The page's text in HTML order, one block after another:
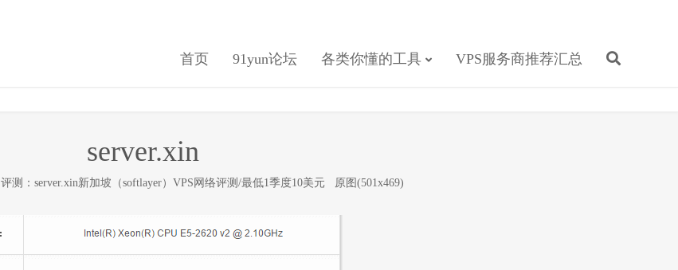
首页 91yun论坛 各类你懂的工具 VPS服务商推荐汇总
server.xin
评测：server.xin新加坡（softlayer）VPS网络评测/最低1季度10美元 原图(501x469)